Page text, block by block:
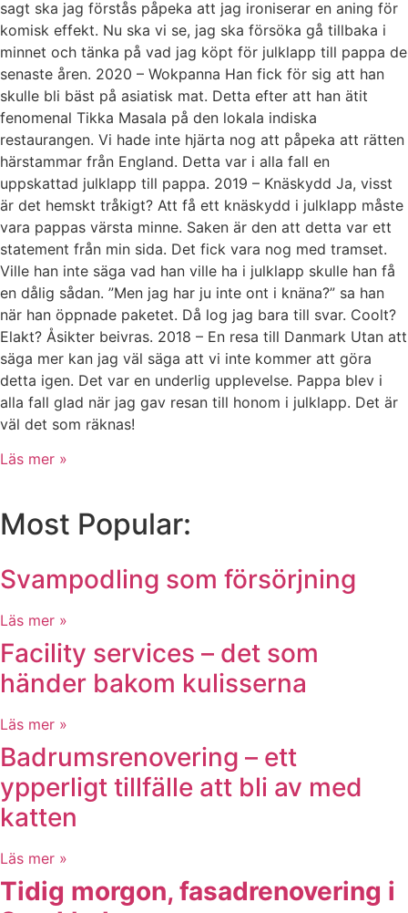
sagt ska jag förstås påpeka att jag ironiserar en aning för
komisk effekt. Nu ska vi se, jag ska försöka gå tillbaka i
minnet och tänka på vad jag köpt för julklapp till pappa de
senaste åren. 2020 – Wokpanna Han fick för sig att han
skulle bli bäst på asiatisk mat. Detta efter att han ätit
fenomenal Tikka Masala på den lokala indiska
restaurangen. Vi hade inte hjärta nog att påpeka att rätten
härstammar från England. Detta var i alla fall en
uppskattad julklapp till pappa. 2019 – Knäskydd Ja, visst
är det hemskt tråkigt? Att få ett knäskydd i julklapp måste
vara pappas värsta minne. Saken är den att detta var ett
statement från min sida. Det fick vara nog med tramset.
Ville han inte säga vad han ville ha i julklapp skulle han få
en dålig sådan. ”Men jag har ju inte ont i knäna?” sa han
när han öppnade paketet. Då log jag bara till svar. Coolt?
Elakt? Åsikter beivras. 2018 – En resa till Danmark Utan att
säga mer kan jag väl säga att vi inte kommer att göra
detta igen. Det var en underlig upplevelse. Pappa blev i
alla fall glad när jag gav resan till honom i julklapp. Det är
väl det som räknas!
Läs mer »
Most Popular:
Svampodling som försörjning
Läs mer »
Facility services – det som
händer bakom kulisserna
Läs mer »
Badrumsrenovering – ett
ypperligt tillfälle att bli av med
katten
Läs mer »
Tidig morgon, fasadrenovering i